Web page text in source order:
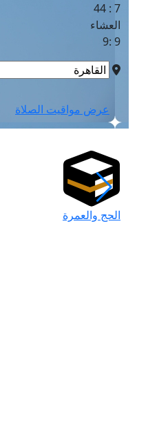
7 : 44
العشاء
9 :9
عرض مواقيت الصلاة
الحج والعمرة